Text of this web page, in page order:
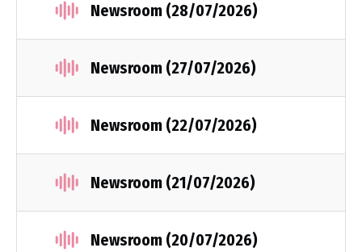
Newsroom (28/07/2026)
Newsroom (27/07/2026)
Newsroom (22/07/2026)
Newsroom (21/07/2026)
Newsroom (20/07/2026)